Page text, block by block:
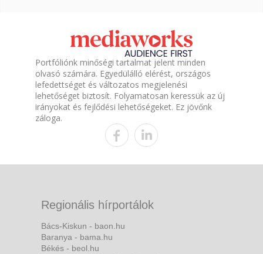
Portfóliónk minőségi tartalmat jelent minden
olvasó számára. Egyedülálló elérést, országos
lefedettséget és változatos megjelenési
lehetőséget biztosít. Folyamatosan keressük az új
irányokat és fejlődési lehetőségeket. Ez jövőnk
záloga.
Regionális hírportálok
Bács-Kiskun - baon.hu
Baranya - bama.hu
Békés - beol.hu